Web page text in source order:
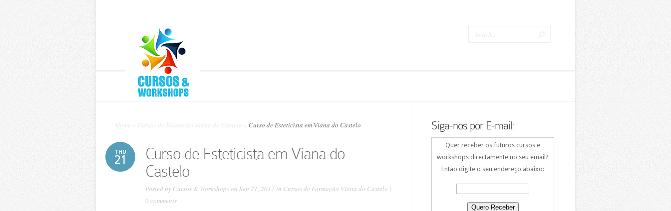
Home Cursos de Formação Viana do Castelo Curso de Esteticista em Viana do Castelo
THU
21
Curso de Esteticista em Viana do
Castelo
Posted by Cursos & Workshopson Sep 21, 2017 in Cursos de Formação Viana do Castelo |
0 comments
Siga-nos por E-mail:
Quer receber os futuros cursos e
workshops directamente no seu email?
Então digite o seu endereço abaixo: